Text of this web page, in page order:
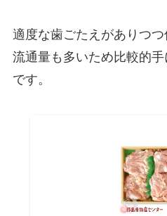
適度な歯ごたえがありつつ
流通量も多いため比較的
です。